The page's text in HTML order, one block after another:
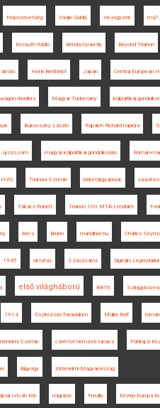
Népszövetség Vasile Goldiș Vix-jegyzék
Kossuth Rádió Benda Gyula-díj Beyond Trianon
Henri Berthelot Japán Central European
wagon dwellers Magyar Tudomány külpolitikai
Bukovszky László Rapaich Richárd naplója
ujszo.com magyar külpolitikai gondolkodás Román-
HVG Trianoni Szemle béketárgyalások vasúti
Takács Róbert Trianon 100 MTA-Lendület
Bécs Brünn mandiner.hu Charles
1945 oktatás Szászváros Digitális
első világháború BBTE
1914 őszirózsás forradalom Müller Rolf
Szemle cseh-tót nemzeti tanács Földrajzi
Algyógy történelmi Magyarország
István Kör migráció Neuilly Közép-Európa